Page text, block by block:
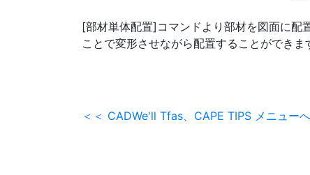
[部材単体配置]コマンドより部材を図面に配
ことで変形させながら配置することができま
＜＜ CADWe'll Tfas、CAPE TIPS メニュー